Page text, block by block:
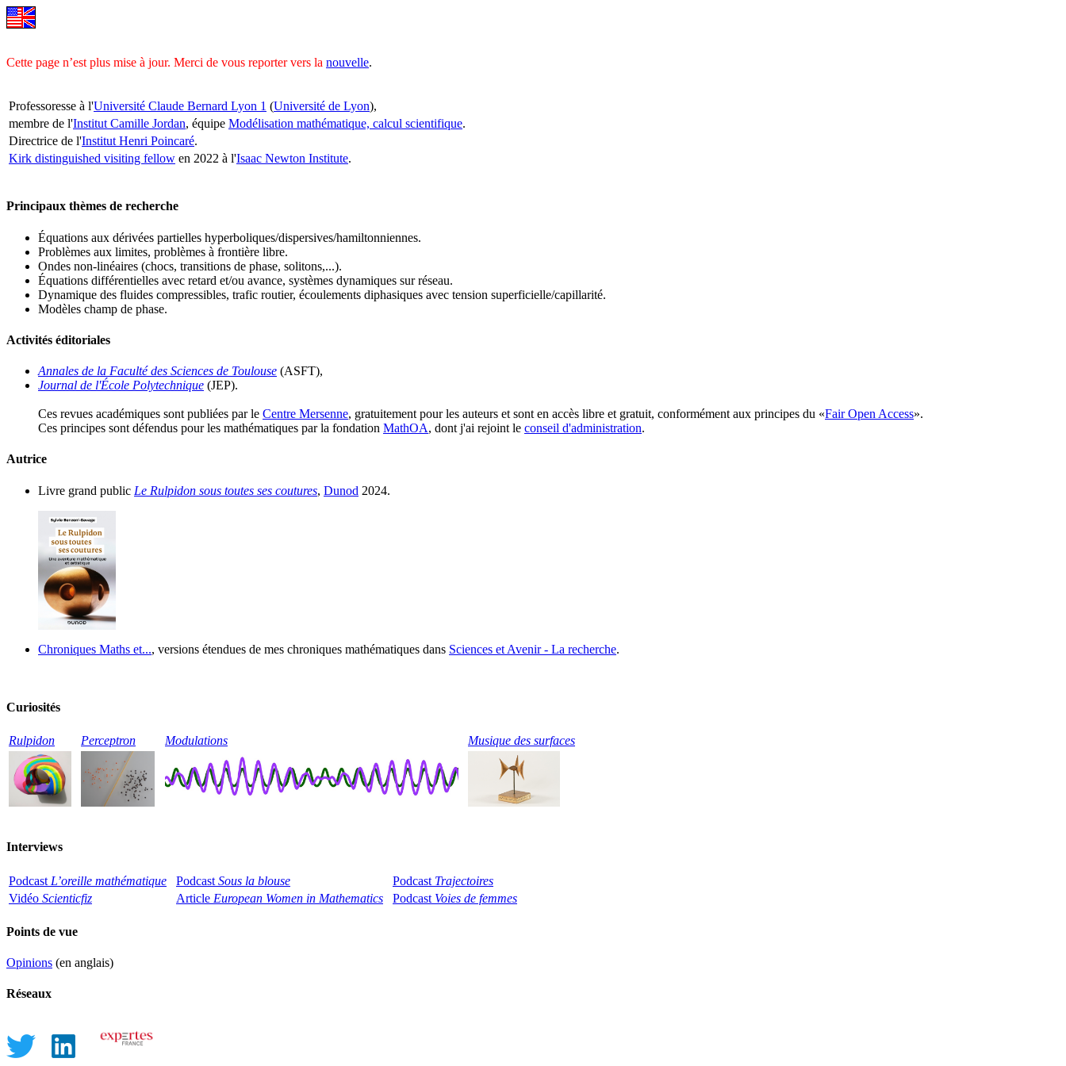
Cette page n’est plus mise à jour. Merci de vous reporter vers la nouvelle.
Professoresse à l'Université Claude Bernard Lyon 1 (Université de Lyon),
membre de l'Institut Camille Jordan, équipe Modélisation mathématique, calcul scientifique.
Directrice de l'Institut Henri Poincaré.
Kirk distinguished visiting fellow en 2022 à l'Isaac Newton Institute.
Principaux thèmes de recherche
Équations aux dérivées partielles hyperboliques/dispersives/hamiltonniennes.
Problèmes aux limites, problèmes à frontière libre.
Ondes non-linéaires (chocs, transitions de phase, solitons,...).
Équations différentielles avec retard et/ou avance, systèmes dynamiques sur réseau.
Dynamique des fluides compressibles, trafic routier, écoulements diphasiques avec tension superficielle/capillarité.
Modèles champ de phase.
Activités éditoriales
Annales de la Faculté des Sciences de Toulouse (ASFT),
Journal de l'École Polytechnique (JEP).
Ces revues académiques sont publiées par le Centre Mersenne, gratuitement pour les auteurs et sont en accès libre et gratuit, conformément aux principes du «Fair Open Access».
Ces principes sont défendus pour les mathématiques par la fondation MathOA, dont j'ai rejoint le conseil d'administration.
Autrice
Livre grand public Le Rulpidon sous toutes ses coutures, Dunod 2024.
Chroniques Maths et..., versions étendues de mes chroniques mathématiques dans Sciences et Avenir - La recherche.
Curiosités
Rulpidon Perceptron Modulations Musique des surfaces
Interviews
Podcast L’oreille mathématique Podcast Sous la blouse Podcast Trajectoires
Vidéo Scienticfiz Article European Women in Mathematics Podcast Voies de femmes
Points de vue
Opinions (en anglais)
Réseaux